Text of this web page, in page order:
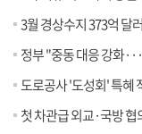
3월 경상수지 373억 달
정부 "중동 대응 강화
도로공사 '도성회' 특혜
첫 차관급 외교·국방